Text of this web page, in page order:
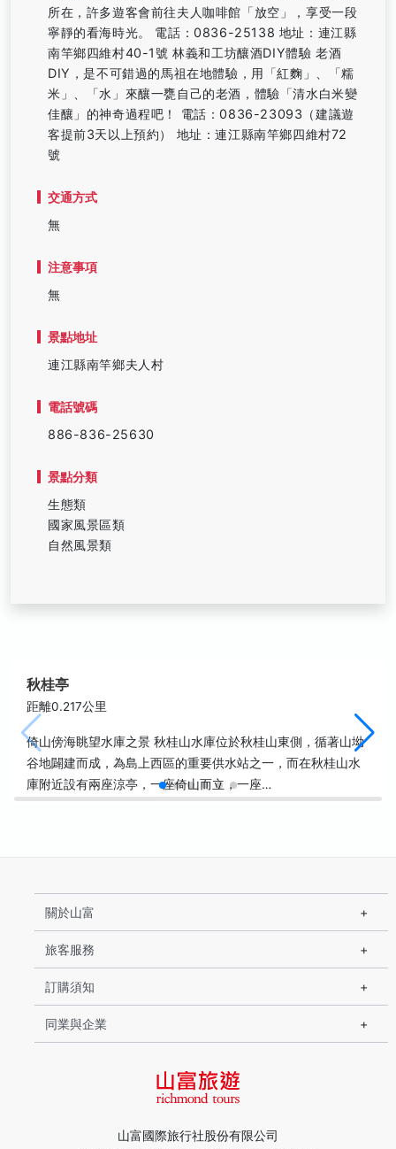
所在，許多遊客會前往夫人咖啡館「放空」，享受一段
寧靜的看海時光。 電話：0836-25138 地址：連江縣
南竿鄉四維村40-1號 林義和工坊釀酒DIY體驗 老酒
DIY，是不可錯過的馬祖在地體驗，用「紅麴」、「糯
米」、「水」來釀一甕自己的老酒，體驗「清水白米變
佳釀」的神奇過程吧！ 電話：0836-23093（建議遊
客提前3天以上預約） 地址：連江縣南竿鄉四維村72
號
交通方式
無
注意事項
無
景點地址
連江縣南竿鄉夫人村
電話號碼
886-836-25630
景點分類
生態類
國家風景區類
自然風景類
秋桂亭
距離0.217公里
倚山傍海眺望水庫之景 秋桂山水庫位於秋桂山東側，循著山坳
谷地闢建而成，為島上西區的重要供水站之一，而在秋桂山水
庫附近設有兩座涼亭，一座倚山而立，一座…
山富國際旅行社股份有限公司
關於山富
旅客服務
訂購須知
同業與企業